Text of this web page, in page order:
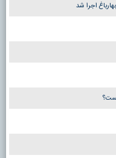
اجرا شد